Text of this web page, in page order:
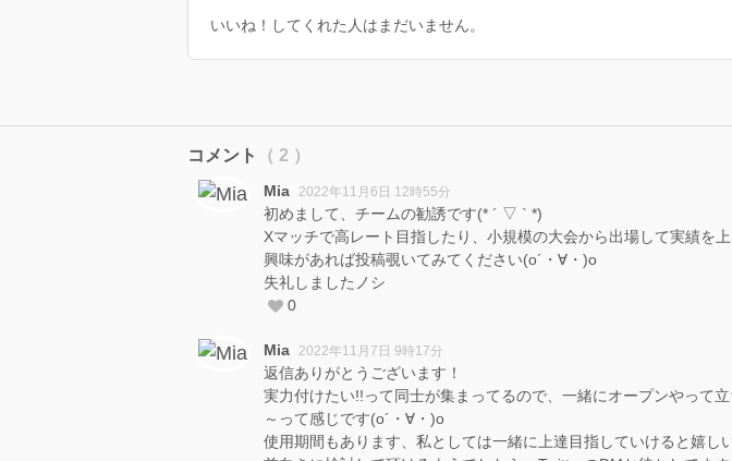
いいね！してくれた人はまだいません。
コメント （ 2 ）
Mia 2022年11月6日 12時55分
初めまして、チームの勧誘です(* ´ ▽ ` *)
Xマッチで高レート目指したり、小規模の大会から出場して実績を
興味があれば投稿覗いてみてください(o´・∀・)o
失礼しましたノシ
0
Mia 2022年11月7日 9時17分
返信ありがとうございます！
実力付けたい!!って同士が集まってるので、一緒にオープンやって
～って感じです(o´・∀・)o
使用期間もあります、私としては一緒に上達目指していけると嬉